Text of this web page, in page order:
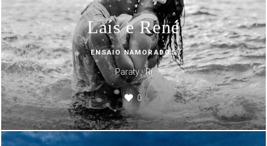
Laís e René
ENSAIO NAMORADOS
Paraty - Rj
0